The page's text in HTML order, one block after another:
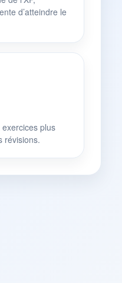
d’atteindre le
plus
révisions.